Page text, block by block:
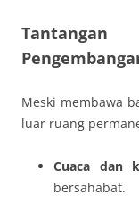
Meski membawa
luar ruang
Cuaca dan
bersahabat.